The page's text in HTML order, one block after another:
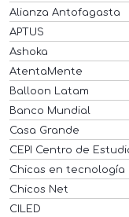
Alianza Antofagasta
APTUS
Ashoka
AtentaMente
Balloon Latam
Banco Mundial
Casa Grande
CEPI Centro de
Chicas en tecnología
Chicos Net
CILED